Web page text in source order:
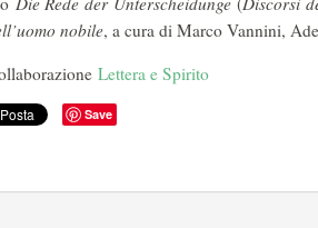
nobile, a cura di Marco Vannini,
Lettera e Spirito
Save